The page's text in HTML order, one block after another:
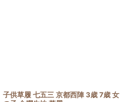
子供草履 七五三 京都西陣 3歳 7歳 女